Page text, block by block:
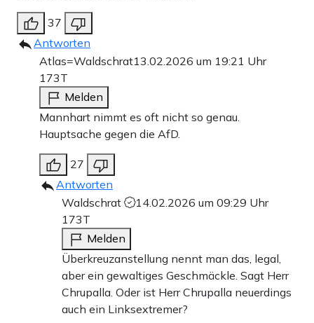
37
Antworten
Atlas=Waldschrat13.02.2026 um 19:21 Uhr
173T
Melden
Mannhart nimmt es oft nicht so genau.
Hauptsache gegen die AfD.
27
Antworten
Waldschrat
14.02.2026 um 09:29 Uhr
173T
Melden
Überkreuzanstellung nennt man das, legal,
aber ein gewaltiges Geschmäckle. Sagt Herr
Chrupalla. Oder ist Herr Chrupalla neuerdings
auch ein Linksextremer?